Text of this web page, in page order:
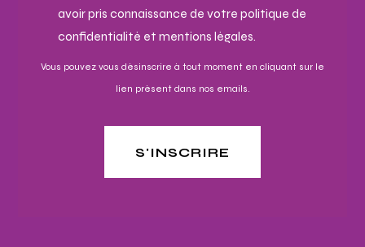
avoir pris connaissance de votre politique de
confidentialité et mentions légales.
Vous pouvez vous désinscrire à tout moment en cliquant sur le
lien présent dans nos emails.
S'INSCRIRE